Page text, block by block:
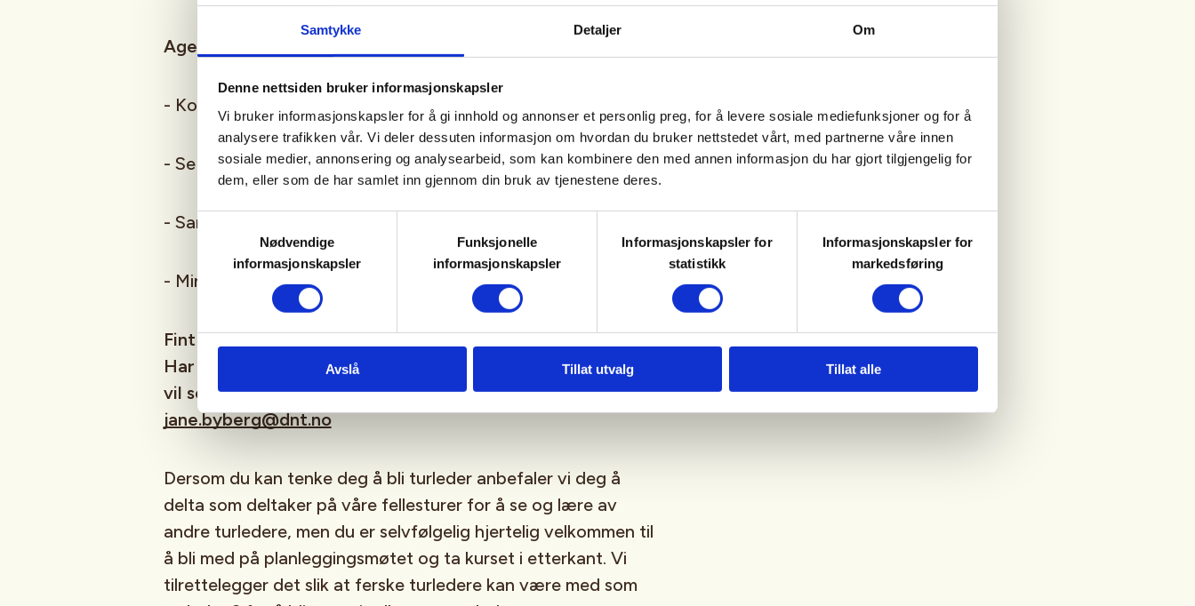
Samtykke Detaljer Om
Denne nettsiden bruker informasjonskapsler
Vi bruker informasjonskapsler for å gi innhold og annonser et personlig preg, for å levere sosiale mediefunksjoner og for å
analysere trafikken vår. Vi deler dessuten informasjon om hvordan du bruker nettstedet vårt, med partnerne våre innen
sosiale medier, annonsering og analysearbeid, som kan kombinere den med annen informasjon du har gjort tilgjengelig for
dem, eller som de har samlet inn gjennom din bruk av tjenestene deres.
Samtykkevalg
Nødvendige
informasjonskapsler
Funksjonelle
informasjonskapsler
Informasjonskapsler for
statistikk
Informasjonskapsler for
markedsføring
Avslå Tillat utvalg Tillat alle
Agenda :
- Kort introduksjonsrunde
- Se litt på året som har vært, hva har vi lært til neste år?
- Samles i grupper og diskutere turmål/aktiviteter for 2027
- Mingling og kaffe
Fint om du kan melde deg på i forkant.
Har du ikke anledning til å delta men har en drømmetur du
vil sette opp i 2027 så meld inn dato og tur på epost til:
jane.byberg@dnt.no
Dersom du kan tenke deg å bli turleder anbefaler vi deg å
delta som deltaker på våre fellesturer for å se og lære av
andre turledere, men du er selvfølgelig hjertelig velkommen til
å bli med på planleggingsmøtet og ta kurset i etterkant. Vi
tilrettelegger det slik at ferske turledere kan være med som